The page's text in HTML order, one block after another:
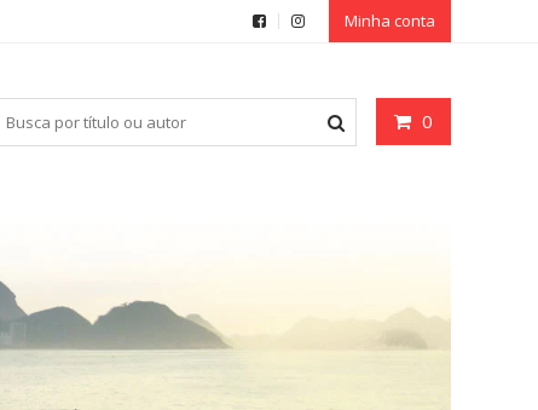
Minha conta
0